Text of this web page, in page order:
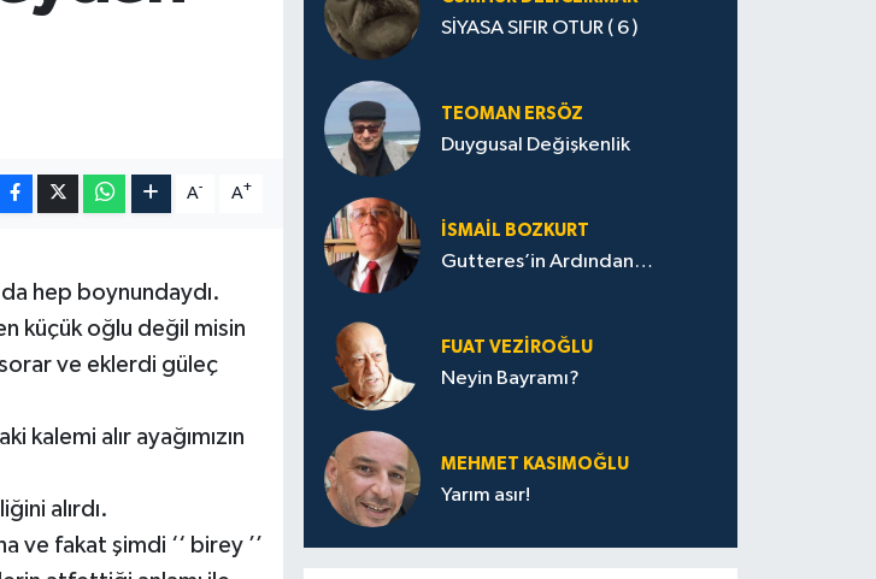
A- A+
hep boynundaydı.
küçük oğlu değil misin
ve eklerdi güleç
kalemi alır ayağımızın
alırdı.
ve fakat şimdi ‘‘ birey ’’
SİYASA SIFIR OTUR ( 6 )
TEOMAN ERSÖZ
Duygusal Değişkenlik
İSMAIL BOZKURT
Gutteres’in Ardından…
FUAT VEZIROĞLU
Neyin Bayramı?
MEHMET KASIMOĞLU
Yarım asır!